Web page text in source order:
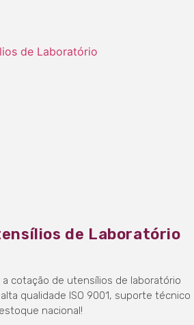
de Laboratório
cotação de utensílios de laboratório
qualidade ISO 9001, suporte técnico
nacional!